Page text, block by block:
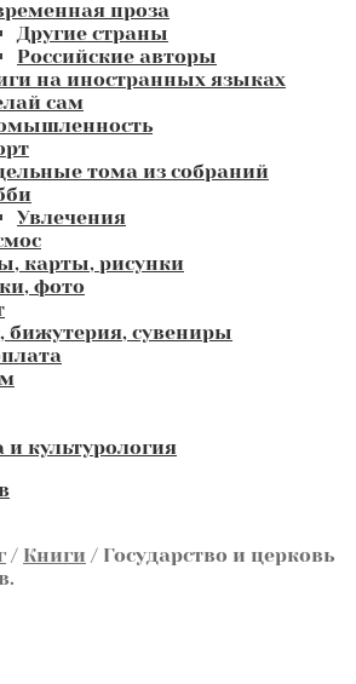
проза
Другие страны
Российские авторы
на иностранных языках
сам
тома из собраний
Увлечения
карты, рисунки
фото
бижутерия, сувениры
культурология
/ Книги / Государство и церковь